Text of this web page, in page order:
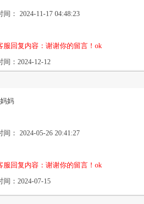
间： 2024-11-17 04:48:23
服回复内容：谢谢你的留言！ok
间：2024-12-12
妈
间： 2024-05-26 20:41:27
服回复内容：谢谢你的留言！ok
间：2024-07-15